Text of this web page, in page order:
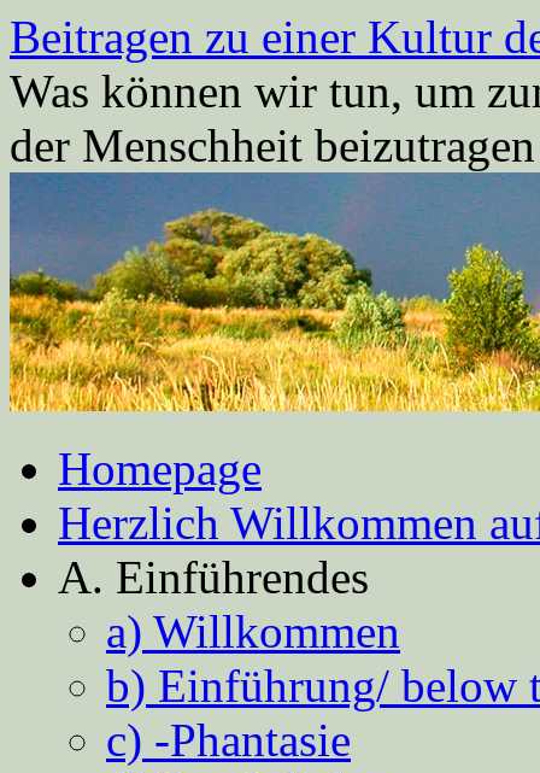
Zum
Inhalt
springen
Beitragen zu einer Kultur
Was können wir tun, um
der Menschheit
Homepage
Herzlich Willkommen
A. Einführendes
a) Willkommen
b) Einführung/ below
c) -Phantasie